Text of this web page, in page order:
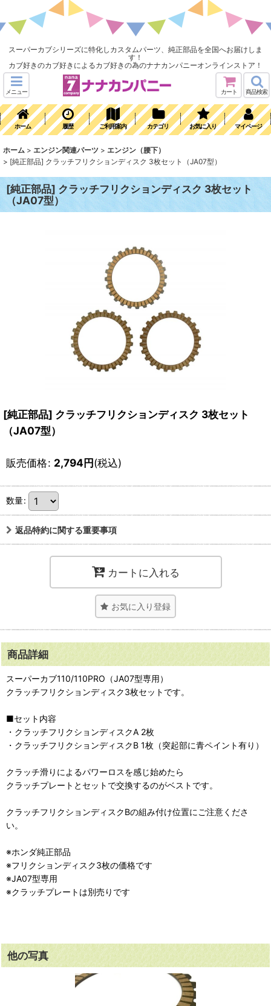
スーパーカブシリーズに特化しカスタムパーツ、純正部品を全国へお届けしま
す！
カブ好きのカブ好きによるカブ好きの為のナナカンパニーオンラインストア！
メニュー カート 商品検索
ホーム 履歴 ご利用案内 カテゴリ お気に入り マイページ
ホーム > エンジン関連パーツ > エンジン（腰下）
> [純正部品] クラッチフリクションディスク 3枚セット（JA07型）
[純正部品] クラッチフリクションディスク 3枚セット
（JA07型）
[純正部品] クラッチフリクションディスク 3枚セット
（JA07型）
販売価格: 2,794円(税込)
数量:
返品特約に関する重要事項
カートに入れる
お気に入り登録
商品詳細
スーパーカブ110/110PRO（JA07型専用）
クラッチフリクションディスク3枚セットです。
■セット内容
・クラッチフリクションディスクA 2枚
・クラッチフリクションディスクB 1枚（突起部に青ペイント有り）
クラッチ滑りによるパワーロスを感じ始めたら
クラッチプレートとセットで交換するのがベストです。
クラッチフリクションディスクBの組み付け位置にご注意くださ
い。
※ホンダ純正部品
※フリクションディスク3枚の価格です
※JA07型専用
※クラッチプレートは別売りです
他の写真